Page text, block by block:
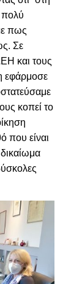
πολύ
πως
Σε
και τους
εφάρμοσε
κοπεί το
που είναι